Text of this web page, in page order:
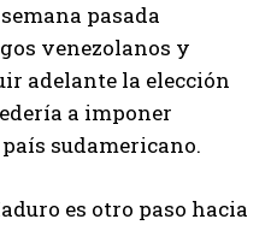
pasada
venezolanos y
adelante la elección
a imponer
sudamericano.
es otro paso hacia